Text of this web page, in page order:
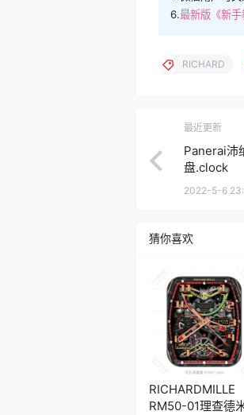
6.最新版《新
RICHARD
最近更新
Panerai沛
盘.clock
2022-5-6
猜你喜欢
RICHARDMILLE
RM50-01理查德